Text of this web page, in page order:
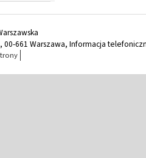
00-661 Warszawa, Informacja